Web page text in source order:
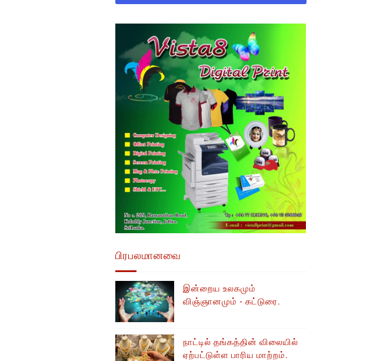
பிரபலமானவை
இன்றைய உலகமும்
விஞ்ஞானமும் - கட்டுரை.
நாட்டில் தங்கத்தின் விலையில்
ஏற்பட்டுள்ள பாரிய மாற்றம்.